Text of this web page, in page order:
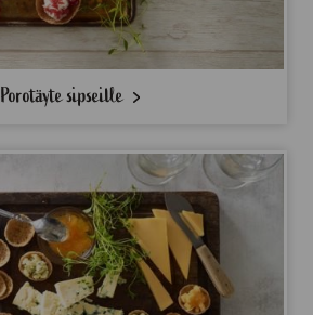
Porotäyte sipseille